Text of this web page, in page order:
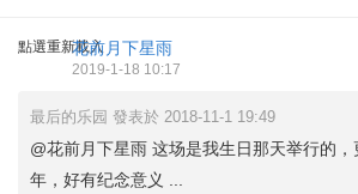
點選重新載入花前月下星雨
2019-1-18 10:17
最后的乐园 發表於 2018-11-1 19:49
@花前月下星雨 这场是我生日那天举行的
年，好有纪念意义 ...